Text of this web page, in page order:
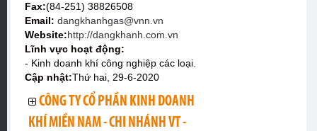
Fax:(84-251) 38826508
Email: dangkhanhgas@vnn.vn
Website:http://dangkhanh.com.vn
Lĩnh vực hoạt động:
- Kinh doanh khí công nghiệp các loại.
Cập nhật:Thứ hai, 29-6-2020
CÔNG TY CỔ PHẦN KINH DOANH
KHÍ MIỀN NAM - CHI NHÁNH VT -